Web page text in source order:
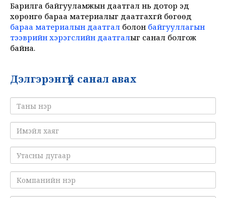
Барилга байгууламжын даатгал нь дотор эд
хөрөнгө бараа материалыг даатгахгүй бөгөөд
бараа материалын даатгал болон байгууллагын
тээврийн хэрэгслийн даатгалыг санал болгож
байна.
Дэлгэрэнгүй санал авах